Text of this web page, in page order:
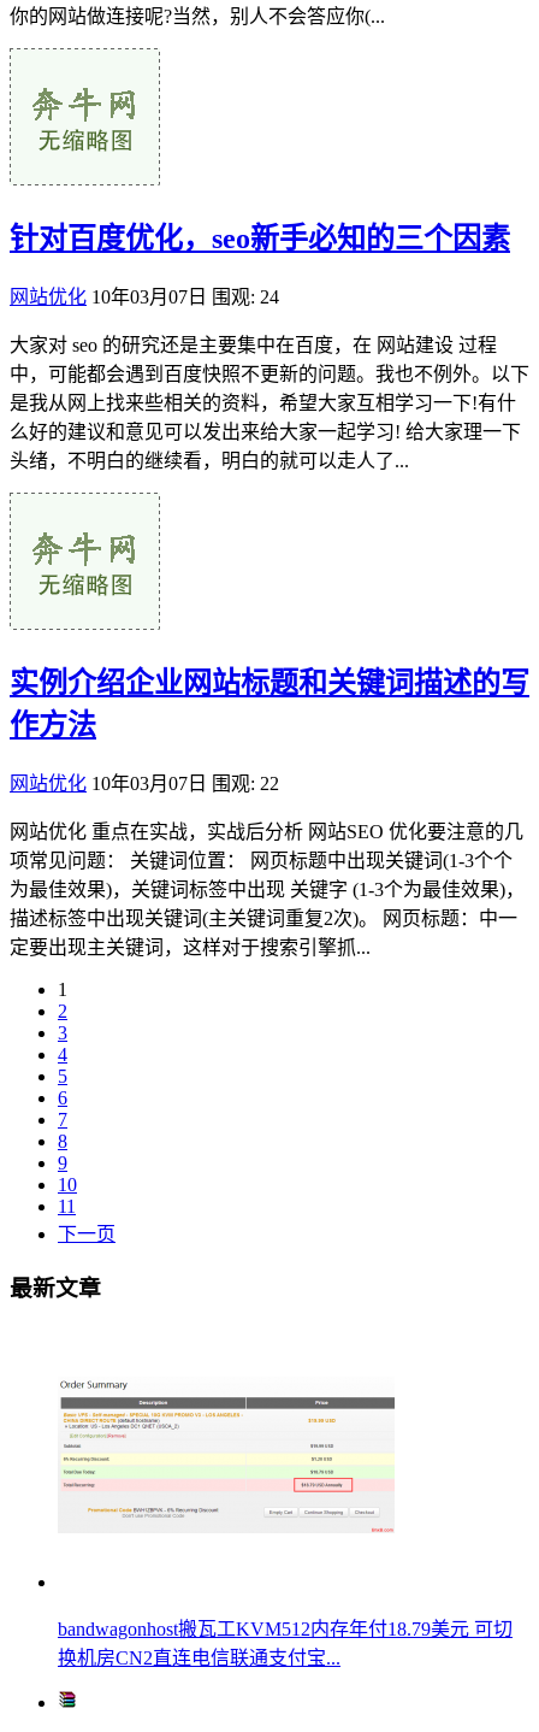
你的网站做连接呢?当然，别人不会答应你(...
针对百度优化，seo新手必知的三个因素
网站优化 10年03月07日 围观: 24
大家对 seo 的研究还是主要集中在百度，在 网站建设 过程
中，可能都会遇到百度快照不更新的问题。我也不例外。以下
是我从网上找来些相关的资料，希望大家互相学习一下!有什
么好的建议和意见可以发出来给大家一起学习! 给大家理一下
头绪，不明白的继续看，明白的就可以走人了...
实例介绍企业网站标题和关键词描述的写
作方法
网站优化 10年03月07日 围观: 22
网站优化 重点在实战，实战后分析 网站SEO 优化要注意的几
项常见问题： 关键词位置： 网页标题中出现关键词(1-3个个
为最佳效果)，关键词标签中出现 关键字 (1-3个为最佳效果)，
描述标签中出现关键词(主关键词重复2次)。 网页标题：中一
定要出现主关键词，这样对于搜索引擎抓...
1
2
3
4
5
6
7
8
9
10
11
下一页
最新文章
bandwagonhost搬瓦工KVM512内存年付18.79美元 可切
换机房CN2直连电信联通支付宝...